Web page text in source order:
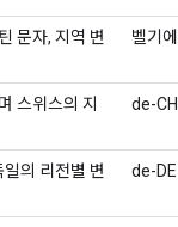
문자, 지역 변
벨기에
스위스의 지
de-CH
의 리전별 변
de-DE